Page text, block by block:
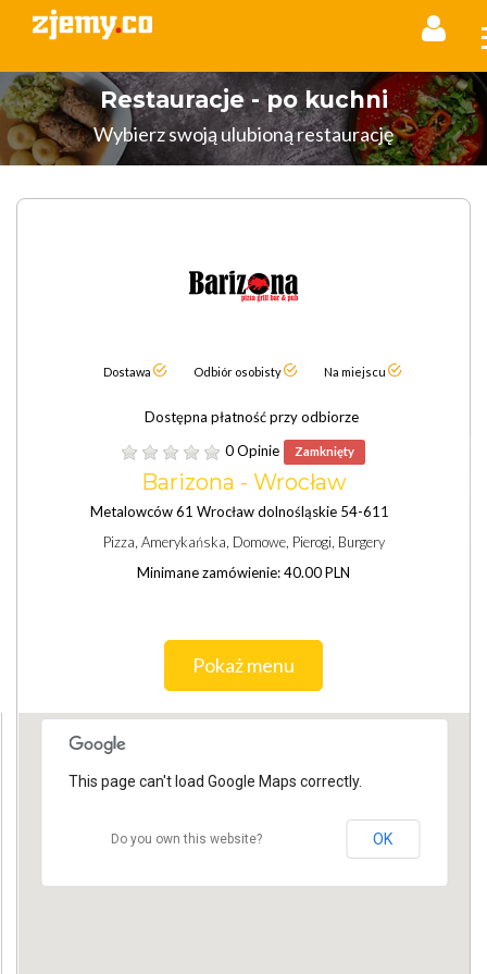
Restauracje - po kuchni
Wybierz swoją ulubioną restaurację
Dostawa Odbiór osobisty Na miejscu
Dostępna płatność przy odbiorze
0 Opinie
Zamknięty
Barizona - Wrocław
Metalowców 61 Wrocław dolnośląskie 54-611
Pizza, Amerykańska, Domowe, Pierogi, Burgery
Minimane zamówienie: 40.00 PLN
Pokaż menu
This page can't load Google Maps correctly.
Do you own this website? OK